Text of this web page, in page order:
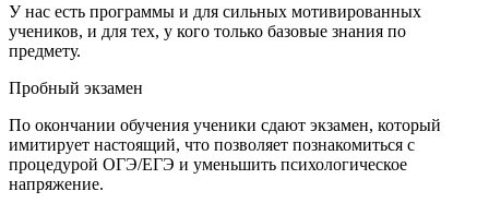
У нас есть программы и для сильных мотивированных
учеников, и для тех, у кого только базовые знания по
предмету.
Пробный экзамен
По окончании обучения ученики сдают экзамен, который
имитирует настоящий, что позволяет познакомиться с
процедурой ОГЭ/ЕГЭ и уменьшить психологическое
напряжение.